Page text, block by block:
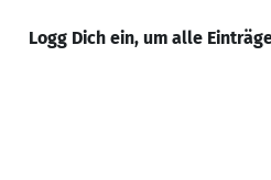
Logg Dich ein, um alle